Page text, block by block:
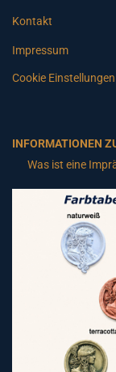
Kontakt
Impressum
Cookie Einstellungen
INFORMATIONEN
Was ist eine